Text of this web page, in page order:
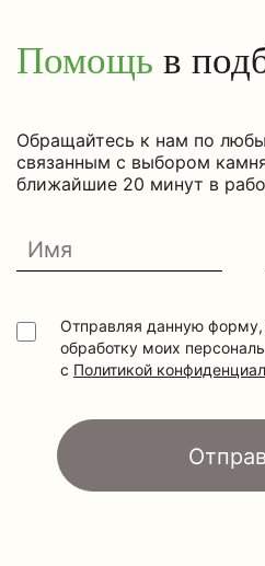
Помощь в
Обращайтесь к нам по
связанным с выбором
ближайшие 20 минут в
Отправляя данную форму,
обработку моих
с Политикой